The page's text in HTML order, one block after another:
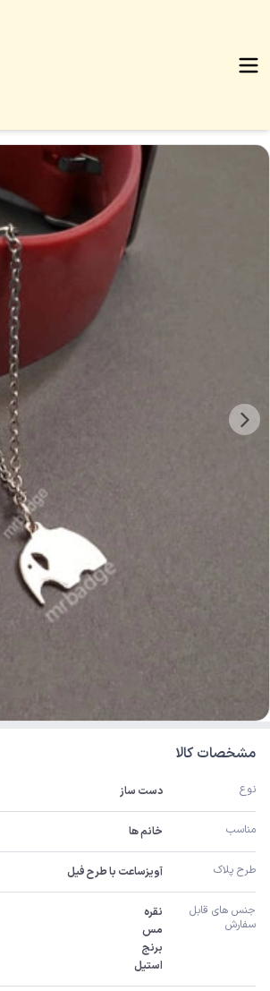
مشخصات کالا
نوع دست ساز
مناسب خانم ها
طرح پلاک آویزساعت با طرح فیل
سفارش
استیل